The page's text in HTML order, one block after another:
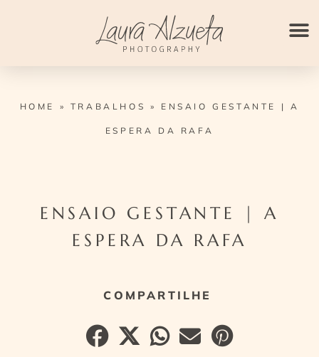
HOME » TRABALHOS » ENSAIO GESTANTE | A
ESPERA DA RAFA
ENSAIO GESTANTE | A
ESPERA DA RAFA